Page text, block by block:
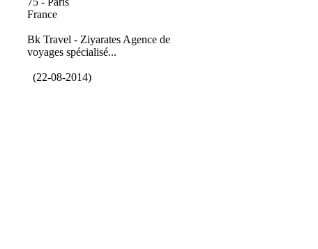
France
Bk Travel - Ziyarates Agence de
voyages spécialisé...
(22-08-2014)